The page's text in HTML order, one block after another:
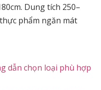
Dung tích 250–
phẩm ngăn mát
dẫn chọn loại phù hợp